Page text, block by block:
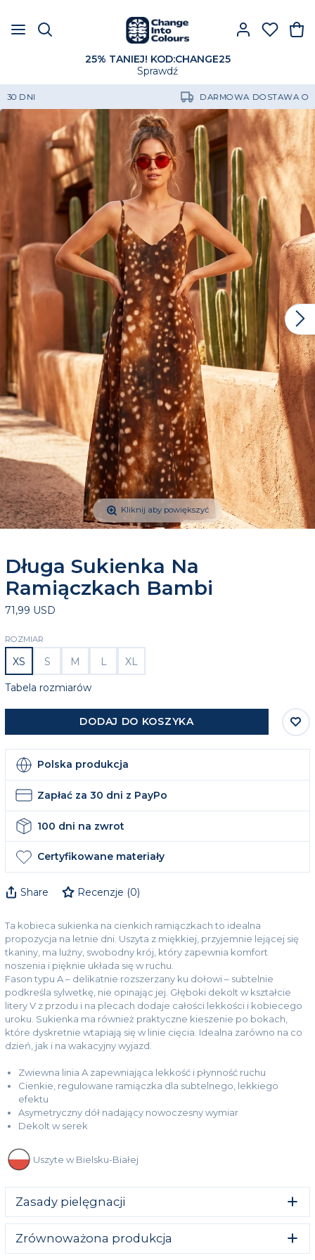
25% TANIEJ! KOD:CHANGE25
Sprawdź
DARMOWA DOSTAWA OD 250 ZŁ
Kliknij aby powiększyć
Długa Sukienka Na
Ramiączkach Bambi
71,99 USD
ROZMIAR
XS S M L XL
Tabela rozmiarów
DODAJ DO KOSZYKA
Polska produkcja
Zapłać za 30 dni z PayPo
100 dni na zwrot
Certyfikowane materiały
Share Recenzje (0)
Ta kobieca sukienka na cienkich ramiączkach to idealna
propozycja na letnie dni. Uszyta z miękkiej, przyjemnie lejącej się
tkaniny, ma luźny, swobodny krój, który zapewnia komfort
noszenia i pięknie układa się w ruchu.
Fason typu A – delikatnie rozszerzany ku dołowi – subtelnie
podkreśla sylwetkę, nie opinając jej. Głęboki dekolt w kształcie
litery V z przodu i na plecach dodaje całości lekkości i kobiecego
uroku. Sukienka ma również praktyczne kieszenie po bokach,
które dyskretnie wtapiają się w linie cięcia. Idealna zarówno na co
dzień, jak i na wakacyjny wyjazd.
Zwiewna linia A zapewniająca lekkość i płynność ruchu
Cienkie, regulowane ramiączka dla subtelnego, lekkiego
efektu
Asymetryczny dół nadający nowoczesny wymiar
Dekolt w serek
Uszyte w Bielsku-Białej
Zasady pielęgnacji
Dbaj o swoją sukienkę i zapewnij jej długie życie.
Pierz w pralce w chłodnej wodzie
Zrównoważona produkcja